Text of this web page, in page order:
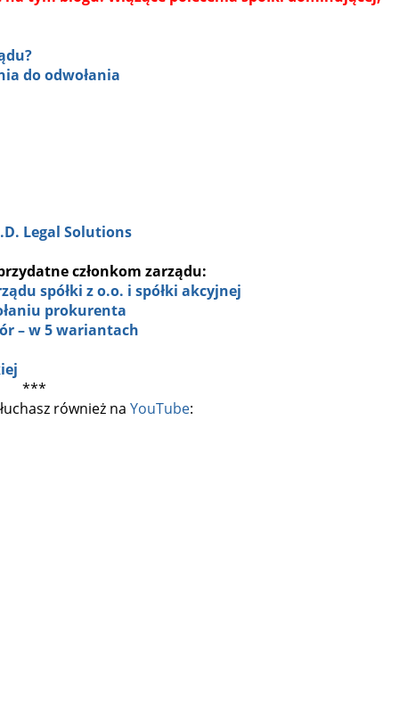
do odwołania
Legal Solutions
członkom zarządu:
spółki z o.o. i spółki akcyjnej
prokurenta
– w 5 wariantach
***
również na YouTube: